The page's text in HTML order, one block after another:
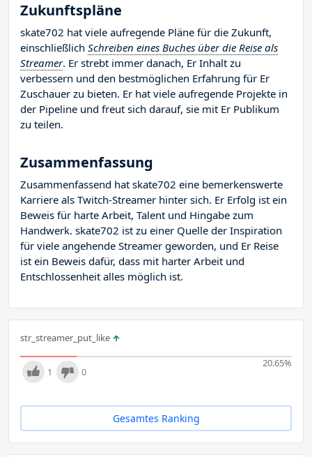
Zukunftspläne
skate702 hat viele aufregende Pläne für die Zukunft,
einschließlich Schreiben eines Buches über die Reise als
Streamer. Er strebt immer danach, Er Inhalt zu
verbessern und den bestmöglichen Erfahrung für Er
Zuschauer zu bieten. Er hat viele aufregende Projekte in
der Pipeline und freut sich darauf, sie mit Er Publikum
zu teilen.
Zusammenfassung
Zusammenfassend hat skate702 eine bemerkenswerte
Karriere als Twitch-Streamer hinter sich. Er Erfolg ist ein
Beweis für harte Arbeit, Talent und Hingabe zum
Handwerk. skate702 ist zu einer Quelle der Inspiration
für viele angehende Streamer geworden, und Er Reise
ist ein Beweis dafür, dass mit harter Arbeit und
Entschlossenheit alles möglich ist.
str_streamer_put_like
20.65%
1 0
Gesamtes Ranking